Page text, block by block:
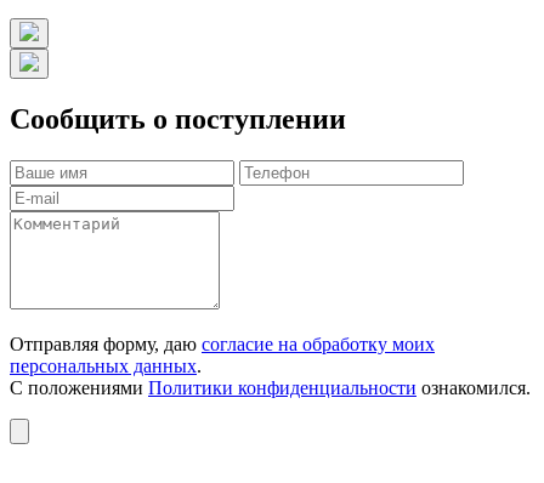
Сообщить о поступлении
Отправляя форму, даю согласие на обработку моих
персональных данных.
С положениями Политики конфиденциальности ознакомился.